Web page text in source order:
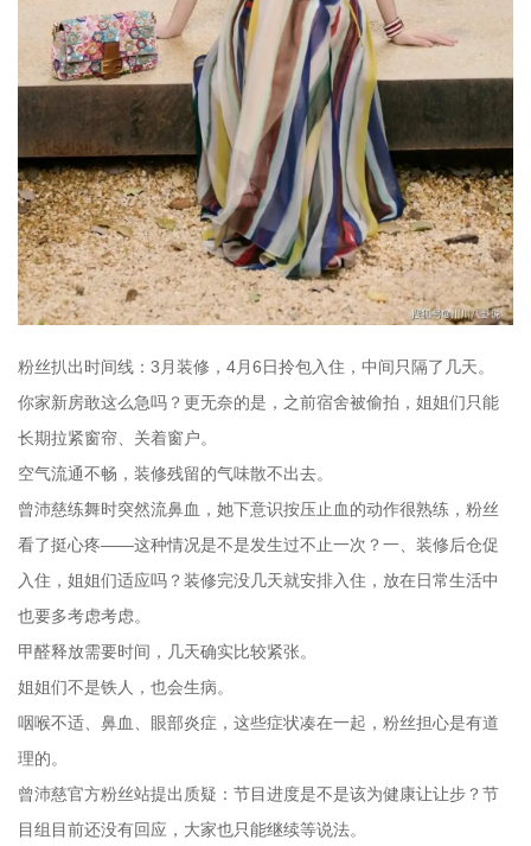
粉丝扒出时间线：3月装修，4月6日拎包入住，中间只隔了几天。
你家新房敢这么急吗？更无奈的是，之前宿舍被偷拍，姐姐们只能
长期拉紧窗帘、关着窗户。
空气流通不畅，装修残留的气味散不出去。
曾沛慈练舞时突然流鼻血，她下意识按压止血的动作很熟练，粉丝
看了挺心疼——这种情况是不是发生过不止一次？一、装修后仓促
入住，姐姐们适应吗？装修完没几天就安排入住，放在日常生活中
也要多考虑考虑。
甲醛释放需要时间，几天确实比较紧张。
姐姐们不是铁人，也会生病。
咽喉不适、鼻血、眼部炎症，这些症状凑在一起，粉丝担心是有道
理的。
曾沛慈官方粉丝站提出质疑：节目进度是不是该为健康让让步？节
目组目前还没有回应，大家也只能继续等说法。